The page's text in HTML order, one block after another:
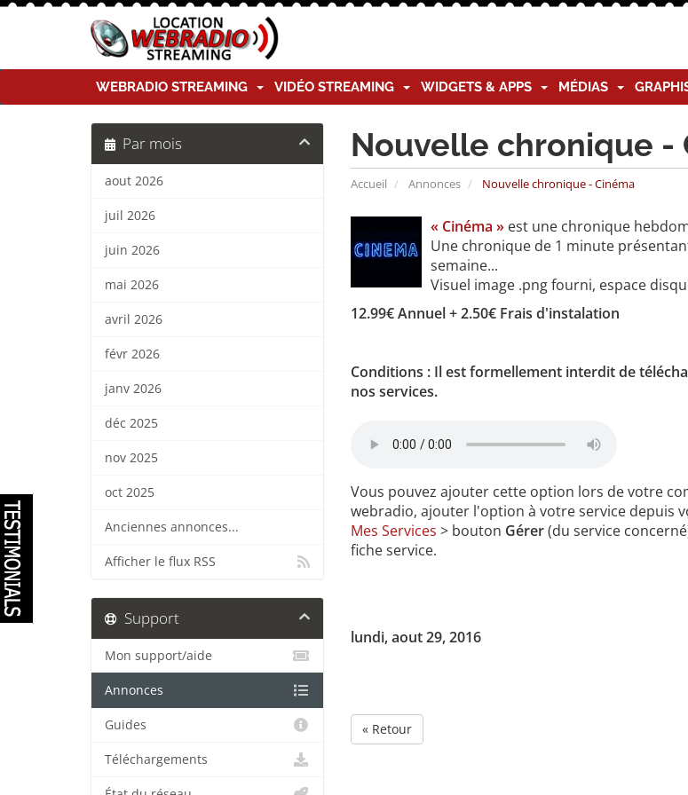
WEBRADIO STREAMING VIDÉO STREAMING WIDGETS & APPS MÉDIAS
Nouvelle chronique -
Accueil Annonces Nouvelle chronique - Cinéma
Par mois
aout 2026
juil 2026
juin 2026
mai 2026
avril 2026
févr 2026
janv 2026
déc 2025
nov 2025
oct 2025
Anciennes annonces...
Afficher le flux RSS
« Cinéma »est une chronique
Une chronique de 1 minute
semaine...
Visuel image .png fourni, espace
12.99€ Annuel + 2.50€ Frais d'instalation
Conditions : Il est formellement interdit de
nos services.
Vous pouvez ajouter cette option lors de votre
webradio, ajouter l'option à votre service depuis
Mes Services > bouton Gérer(du service
fiche service.
lundi, aout 29, 2016
« Retour
Support
Mon support/aide
Annonces
Guides
Téléchargements